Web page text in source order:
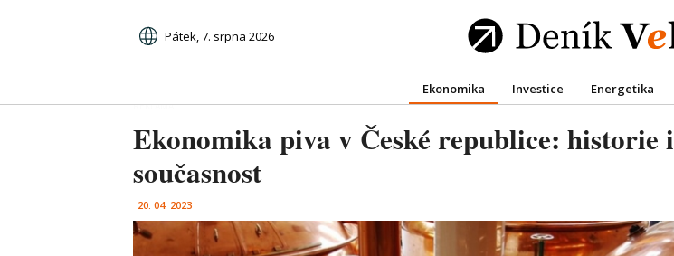
Pátek, 7. srpna 2026
Ekonomika Investice Energetika
Ekonomika piva v České republice: historie i
současnost
20. 04. 2023